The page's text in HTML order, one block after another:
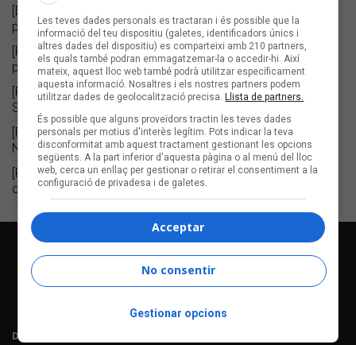
[Desacords] “Heu entrat algun cop a la portada d’un disc?”,
per Dimas Rodríguez
[Rock Viu] XVIII Concurs Sons de la Mediterrània. El triomf
pirinenc de Sorguen, per Jordi Martí Fabra
[Rock Viu] Festes de la Mercè. Una nit captivadora, per
Sergi Núñez
[Rock Viu] Mússol. L’epicentre musical solidari, per Sergi
Núñez
[Retrat d'Artista] JOSEP MARIA BARDAGÍ. El mestre
capgròs, per Jordi Martí Fabra
Director editorial:
Les teves dades personals es tractaran i és possible que la
informació del teu dispositiu (galetes, identificadors únics i
altres dades del dispositiu) es comparteixi amb 210 partners,
els quals també podran emmagatzemar-la o accedir-hi. Així
mateix, aquest lloc web també podrà utilitzar específicament
aquesta informació. Nosaltres i els nostres partners podem
utilitzar dades de geolocalització precisa.Llista de partners.
És possible que alguns proveïdors tractin les teves dades
personals per motius d'interès legítim. Pots indicar la teva
disconformitat amb aquest tractament gestionant les opcions
següents. A la part inferior d'aquesta pàgina o al menú del lloc
web, cerca un enllaç per gestionar o retirar el consentiment a la
configuració de privadesa i de galetes.
Acceptar
No consentir
Gestionar opcions